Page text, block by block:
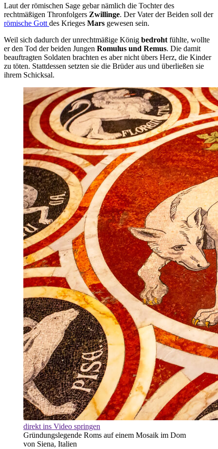
Laut der römischen Sage gebar nämlich die Tochter des
rechtmäßigen Thronfolgers Zwillinge. Der Vater der Beiden soll der
römische Gott des Krieges Mars gewesen sein.
Weil sich dadurch der unrechtmäßige König bedroht fühlte, wollte
er den Tod der beiden Jungen Romulus und Remus. Die damit
beauftragten Soldaten brachten es aber nicht übers Herz, die Kinder
zu töten. Stattdessen setzten sie die Brüder aus und überließen sie
ihrem Schicksal.
direkt ins Video springen
Gründungslegende Roms auf einem Mosaik im Dom
von Siena, Italien